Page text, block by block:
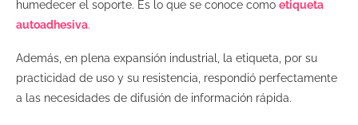
humedecer el soporte. Es lo que se conoce como etiqueta
autoadhesiva.
Además, en plena expansión industrial, la etiqueta, por su
practicidad de uso y su resistencia, respondió perfectamente
a las necesidades de difusión de información rápida.